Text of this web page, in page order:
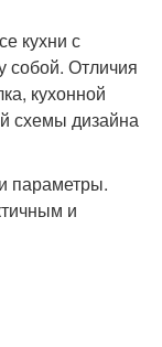
кухни с
собой. Отличия
кухонной
схемы дизайна
параметры.
и